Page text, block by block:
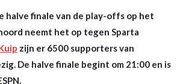
halve finale van de play-offs op het
neemt het op tegen Sparta
zijn er 6500 supporters van
De halve finale begint om 21:00 en is